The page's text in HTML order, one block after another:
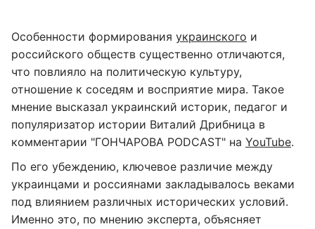
Особенности формирования украинского и
российского обществ существенно отличаются,
что повлияло на политическую культуру,
отношение к соседям и восприятие мира. Такое
мнение высказал украинский историк, педагог и
популяризатор истории Виталий Дрибница в
комментарии "ГОНЧАРОВА PODCAST" на YouTube.
По его убеждению, ключевое различие между
украинцами и россиянами закладывалось веками
под влиянием различных исторических условий.
Именно это, по мнению эксперта, объясняет